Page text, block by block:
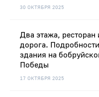
30 ОКТЯБРЯ 2025
17 ОКТЯБРЯ 2025
Два этажа, ресторан
дорога.
здания на
Победы